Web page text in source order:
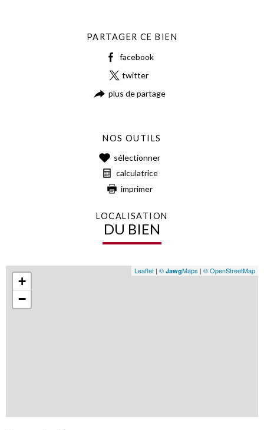
PARTAGER CE BIEN
facebook
twitter
plus de partage
NOS OUTILS
sélectionner
calculatrice
imprimer
LOCALISATION
DU BIEN
+
−
Leaflet | © JawgMaps | © OpenStreetMap